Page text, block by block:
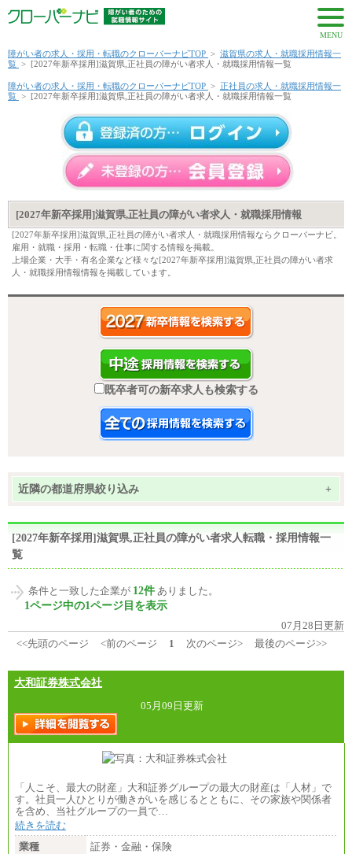
MENU
障がい者の求人・採用・転職のクローバーナビTOP > 滋賀県の求人・就職採用情報一
覧 > [2027年新卒採用]滋賀県,正社員の障がい者求人・就職採用情報一覧
障がい者の求人・採用・転職のクローバーナビTOP > 正社員の求人・就職採用情報一
覧 > [2027年新卒採用]滋賀県,正社員の障がい者求人・就職採用情報一覧
[2027年新卒採用]滋賀県,正社員の障がい者求人・就職採用情報
[2027年新卒採用]滋賀県,正社員の障がい者求人・就職採用情報ならクローバーナビ。
雇用・就職・採用・転職・仕事に関する情報を掲載。
上場企業・大手・有名企業など様々な[2027年新卒採用]滋賀県,正社員の障がい者求
人・就職採用情報情報を掲載しています。
既卒者可の新卒求人も検索する
近隣の都道府県絞り込み +
[2027年新卒採用]滋賀県,正社員の障がい者求人転職・採用情報一
覧
条件と一致した企業が 12件 ありました。
1ページ中の1ページ目を表示
07月28日更新
<<先頭のページ
<前のページ 1 次のページ> 最後のページ>>
大和証券株式会社
05月09日更新
「人こそ、最大の財産」大和証券グループの最大の財産は「人材」で
す。社員一人ひとりが働きがいを感じるとともに、その家族や関係者
を含め、当社グループの一員で…
続きを読む
業種
証券・金融・保険